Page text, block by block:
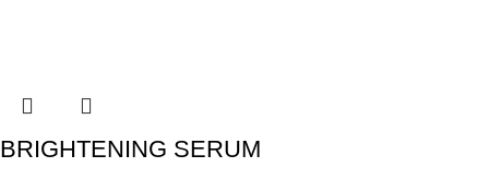
BRIGHTENING SERUM